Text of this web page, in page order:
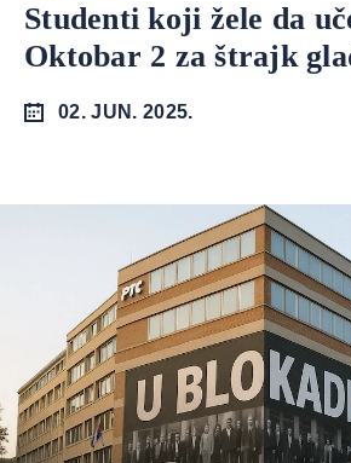
Studenti koji žele da
Oktobar 2 za štrajk
02. JUN. 2025.